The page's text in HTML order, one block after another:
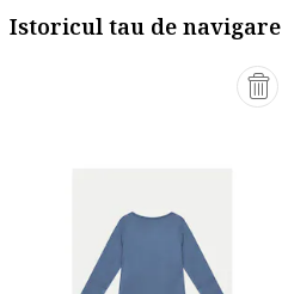
Istoricul tau de navigare